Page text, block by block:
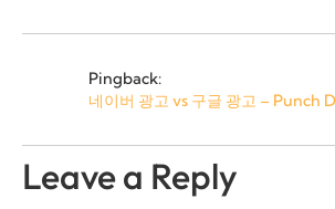
Pingback:
네이버 광고 vs 구글 광고 –
Leave a Reply